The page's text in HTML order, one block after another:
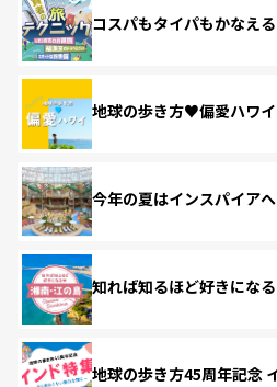
コスパもタイパもかなえ
地球の歩き方♥偏愛ハワイ
今年の夏はインスパイアへ
知れば知るほど好きにな
地球の歩き方45周年記念